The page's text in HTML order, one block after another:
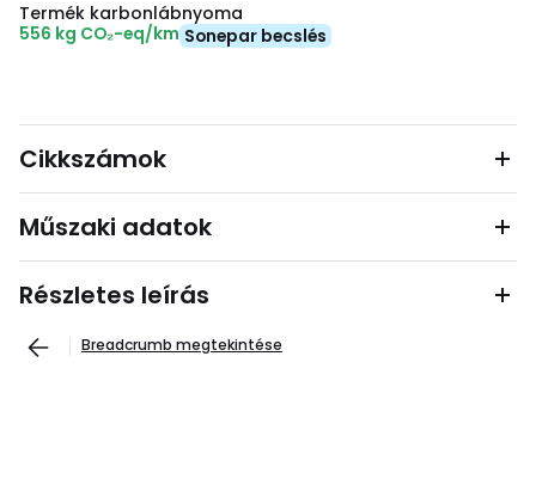
Termék karbonlábnyoma
556 kg CO₂-eq/km Sonepar becslés
Cikkszámok
Műszaki adatok
Részletes leírás
Breadcrumb megtekintése